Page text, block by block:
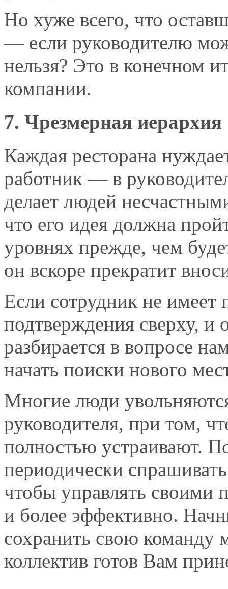
Но хуже всего, что
— если руководителю
нельзя? Это в конечном
компании.
7. Чрезмерная иерархия
Каждая ресторана
работник — в
делает людей
что его идея должна
уровнях прежде, чем
он вскоре прекратит
Если сотрудник не имеет
подтверждения сверху, и
разбирается в вопросе
начать поиски нового
Многие люди
руководителя, при том,
полностью устраивают.
периодически
чтобы управлять своими
и более эффективно.
сохранить свою команду
коллектив готов Вам